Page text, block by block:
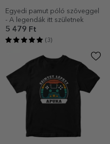
Egyedi pamut póló szöveggel
- A legendák itt születnek
5 479 Ft
(3)